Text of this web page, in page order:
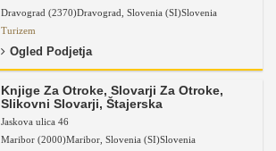
Dravograd (2370)Dravograd Slovenia (SI)Slovenia
Turizem
Ogled Podjetja
Knjige Za Otroke, Slovarji Za Otroke,
Slikovni Slovarji, Štajerska
Jaskova ulica 46
Maribor (2000)Maribor Slovenia (SI)Slovenia